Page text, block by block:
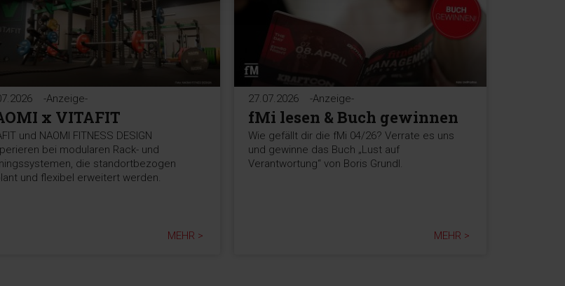
-Anzeige-
x VITAFIT
und NAOMI FITNESS DESIGN
bei modularen Rack- und
die standortbezogen
und flexibel erweitert werden.
MEHR >
27.07.2026 -Anzeige-
fMi lesen & Buch gewinnen
Wie gefällt dir die fMi 04/26? Verrate es uns
und gewinne das Buch „Lust auf
Verantwortung“ von Boris Grundl.
MEHR >